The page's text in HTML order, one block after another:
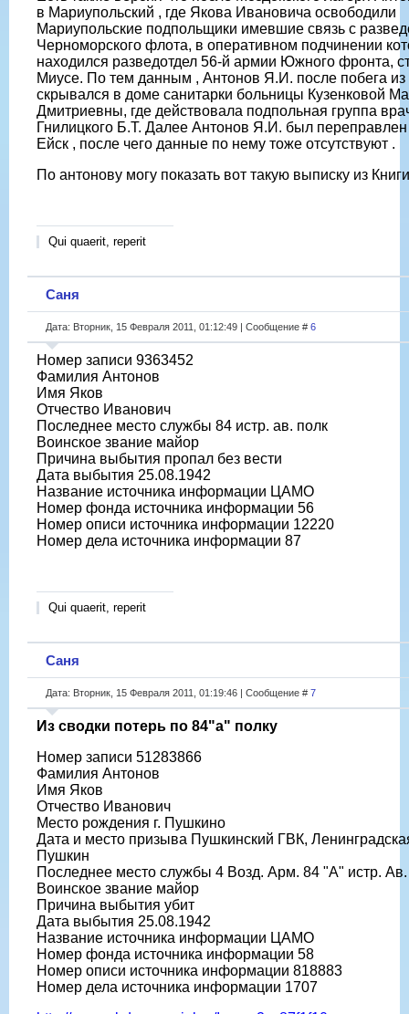
в Мариупольский , где Якова Ивановича освободили
Мариупольские подпольщики имевшие связь с
Черноморского флота, в оперативном подчинении
находился разведотдел 56-й армии Южного фронта,
Миусе. По тем данным , Антонов Я.И. после побега из
скрывался в доме санитарки больницы Кузенковой
Дмитриевны, где действовала подпольная группа
Гнилицкого Б.Т. Далее Антонов Я.И. был переправлен
Ейск , после чего данные по нему тоже отсутствуют .
По антонову могу показать вот такую выписку из
Qui quaerit, reperit
Саня
Дата: Вторник, 15 Февраля 2011, 01:12:49 | Сообщение # 6
Номер записи 9363452
Фамилия Антонов
Имя Яков
Отчество Иванович
Последнее место службы 84 истр. ав. полк
Воинское звание майор
Причина выбытия пропал без вести
Дата выбытия 25.08.1942
Название источника информации ЦАМО
Номер фонда источника информации 56
Номер описи источника информации 12220
Номер дела источника информации 87
Qui quaerit, reperit
Саня
Дата: Вторник, 15 Февраля 2011, 01:19:46 | Сообщение # 7
Из сводки потерь по 84"а" полку
Номер записи 51283866
Фамилия Антонов
Имя Яков
Отчество Иванович
Место рождения г. Пушкино
Дата и место призыва Пушкинский ГВК,
Пушкин
Последнее место службы 4 Возд. Арм. 84 "А" истр.
Воинское звание майор
Причина выбытия убит
Дата выбытия 25.08.1942
Название источника информации ЦАМО
Номер фонда источника информации 58
Номер описи источника информации 818883
Номер дела источника информации 1707